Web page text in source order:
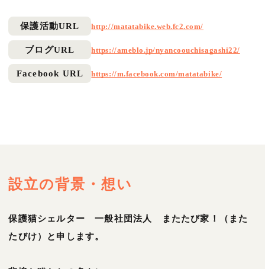
保護活動URL http://matatabike.web.fc2.com/
ブログURL https://ameblo.jp/nyancoouchisagashi22/
Facebook URL https://m.facebook.com/matatabike/
設立の背景・想い
保護猫シェルター 一般社団法人 またたび家！（また
たびけ）と申します。